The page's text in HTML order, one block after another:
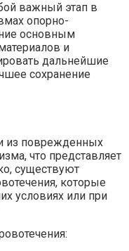
важный этап в
опорно-
основным
и
дальнейшие
сохранение
из поврежденных
что представляет
существуют
которые
условиях или при